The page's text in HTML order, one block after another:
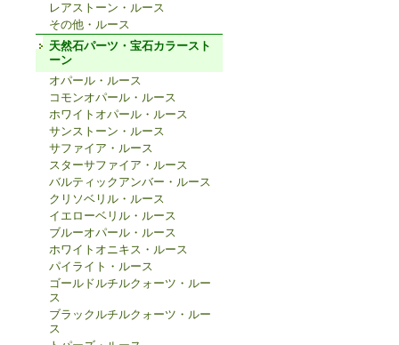
レアストーン・ルース
その他・ルース
天然石パーツ・宝石カラースト
ーン
オパール・ルース
コモンオパール・ルース
ホワイトオパール・ルース
サンストーン・ルース
サファイア・ルース
スターサファイア・ルース
バルティックアンバー・ルース
クリソベリル・ルース
イエローベリル・ルース
ブルーオパール・ルース
ホワイトオニキス・ルース
パイライト・ルース
ゴールドルチルクォーツ・ルー
ス
ブラックルチルクォーツ・ルー
ス